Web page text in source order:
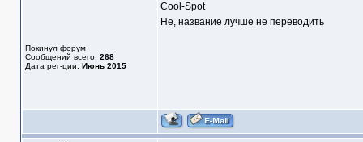
Покинул форум
Сообщений всего: 268
Дата рег-ции: Июнь 2015
Cool-Spot
Не, название лучше не переводить